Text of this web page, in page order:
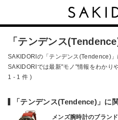
「テンデンス
SAKIDORIの「テンデンス(Tendence)」
SAKIDORIでは最新"モノ"情報をわかり
1 - 1 件 )
「テンデンス(Tendence)」に
メンズ腕時計のブラン